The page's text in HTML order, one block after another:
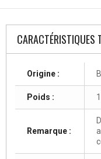
CARACTÉRISTIQUES
Origine :
Poids :
Remarque :